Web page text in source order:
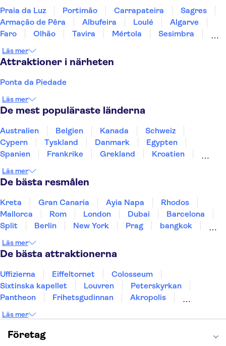
Praia da Luz Portimão Carrapateira
Sagres
Armação de Pêra
Albufeira Loulé
Algarve
Faro
Olhão Tavira Mértola
Sesimbra
Läs mer
Attraktioner i närheten
Ponta da Piedade
Läs mer
De mest populäraste länderna
Australien Belgien Kanada
Schweiz
Cypern
Tyskland Danmark
Egypten
Spanien
Frankrike Grekland
Kroatien
Sverige
Thailand
Läs mer
De bästa resmålen
Kreta Gran Canaria Ayia Napa
Rhodos
Mallorca
Rom London Dubai
Barcelona
Split
Berlin New York Prag
bangkok
Uppsala
Helsingborg
Läs mer
De bästa attraktionerna
Uffizierna Eiffeltornet
Colosseum
Sixtinska kapellet
Louvren
Peterskyrkan
Pantheon
Frihetsgudinnan
Akropolis
Burj Khalifa
Keukenhof
Alcatraz
Saltgruvan i Wieliczka
Läs mer
Företag